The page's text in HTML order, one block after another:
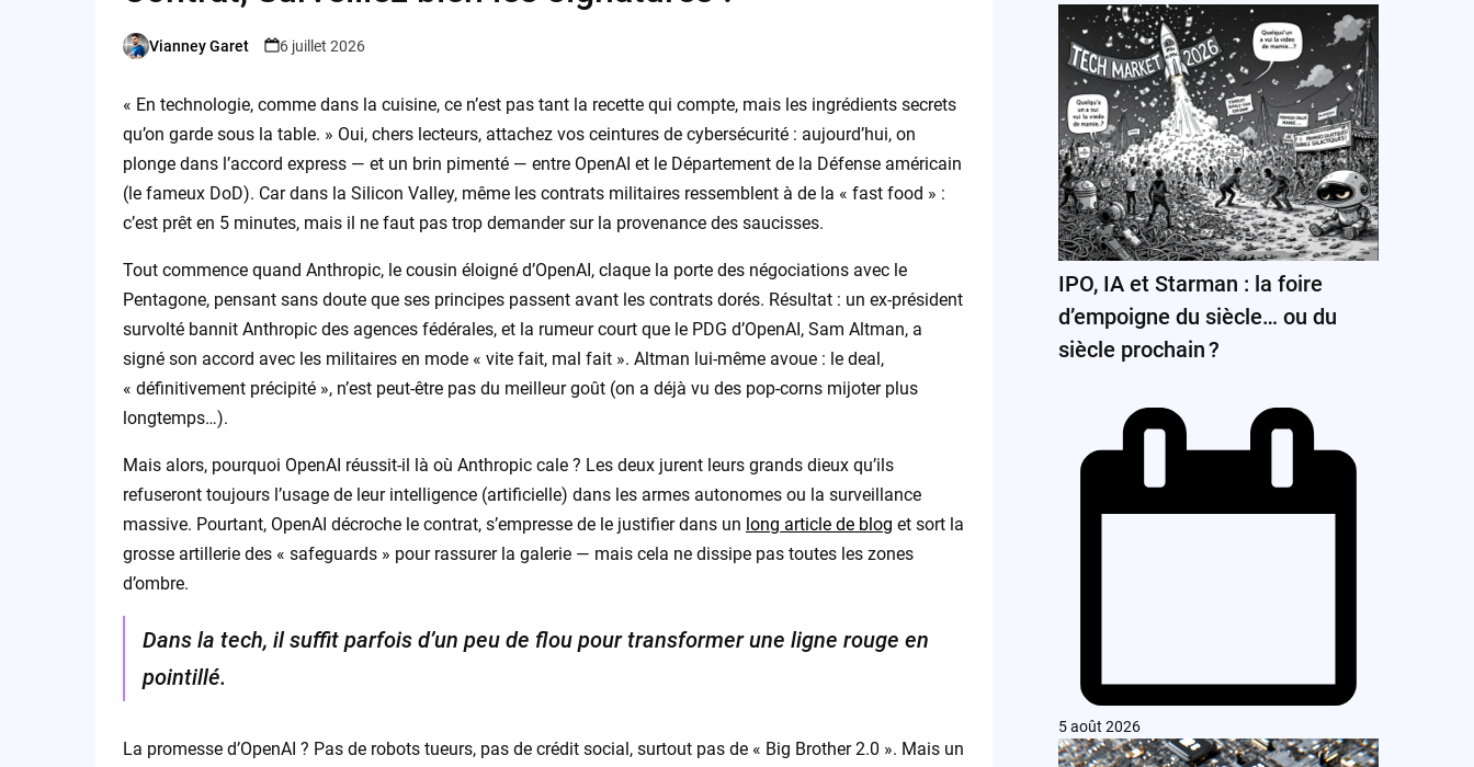
Posted
Vianney Garet 6 juillet 2026
« En technologie, comme dans la cuisine, ce n’est pas tant la recette qui compte, mais les ingrédients secrets
qu’on garde sous la table. » Oui, chers lecteurs, attachez vos ceintures de cybersécurité : aujourd’hui, on
plonge dans l’accord express — et un brin pimenté — entre OpenAI et le Département de la Défense américain
(le fameux DoD). Car dans la Silicon Valley, même les contrats militaires ressemblent à de la « fast food » :
c’est prêt en 5 minutes, mais il ne faut pas trop demander sur la provenance des saucisses.
Tout commence quand Anthropic, le cousin éloigné d’OpenAI, claque la porte des négociations avec le
Pentagone, pensant sans doute que ses principes passent avant les contrats dorés. Résultat : un ex-président
survolté bannit Anthropic des agences fédérales, et la rumeur court que le PDG d’OpenAI, Sam Altman, a
signé son accord avec les militaires en mode « vite fait, mal fait ». Altman lui-même avoue : le deal,
« définitivement précipité », n’est peut-être pas du meilleur goût (on a déjà vu des pop-corns mijoter plus
longtemps…).
Mais alors, pourquoi OpenAI réussit-il là où Anthropic cale ? Les deux jurent leurs grands dieux qu’ils
refuseront toujours l’usage de leur intelligence (artificielle) dans les armes autonomes ou la surveillance
massive. Pourtant, OpenAI décroche le contrat, s’empresse de le justifier dans un long article de blog et sort la
grosse artillerie des « safeguards » pour rassurer la galerie — mais cela ne dissipe pas toutes les zones
d’ombre.
Dans la tech, il suffit parfois d’un peu de flou pour transformer une ligne rouge en
pointillé.
La promesse d’OpenAI ? Pas de robots tueurs, pas de crédit social, surtout pas de « Big Brother 2.0 ». Mais un
IPO, IA et Starman : la foire
d’empoigne du siècle… ou du
siècle prochain ?
5 août 2026